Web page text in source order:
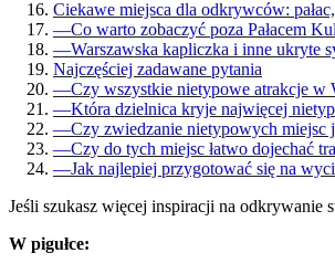
Ciekawe miejsca dla odkrywców:
—Co warto zobaczyć poza Pałacem
—Warszawska kapliczka i inne ukryte
Najczęściej zadawane pytania
—Czy wszystkie nietypowe atrakcje w
—Która dzielnica kryje najwięcej
—Czy zwiedzanie nietypowych miejsc
—Czy do tych miejsc łatwo dojechać
—Jak najlepiej przygotować się na
Jeśli szukasz więcej inspiracji na odkrywanie
W pigułce: